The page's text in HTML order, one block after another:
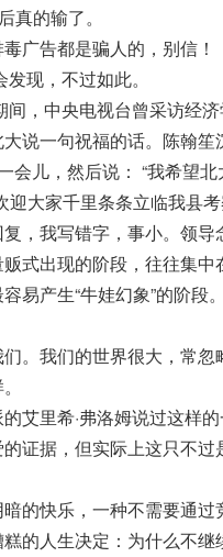
真的输了。
广告都是骗人的，别信！
现，不过如此。
，中央电视台曾采访经
说一句祝福的话。陈翰
会儿，然后说： “我希望
迎大家千里条条立临我县
，我写错字，事小。领导
式出现的阶段，往往集
易产生“牛娃幻象”的阶
。我们的世界很大，常
艾里希·弗洛姆说过这样
证据，但实际上这只不
的快乐，一种不需要通过
的人生决定：为什么不